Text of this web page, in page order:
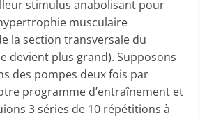
stimulus anabolisant pour
musculaire
la section transversale du
devient plus grand). Supposons
des pompes deux fois par
programme d’entraînement et
3 séries de 10 répétitions à